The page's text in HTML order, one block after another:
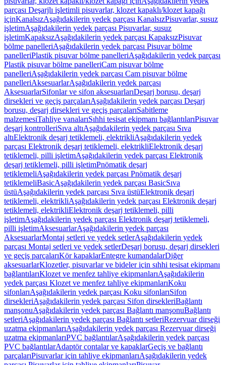
parçası Deşarjlı işletimli pisuvarlar, klozet kapaklı/klozet kapağı
içinKanalsızAşağıdakilerin yedek parçası KanalsızPisuvarlar, susuz
işletimAşağıdakilerin yedek parçası Pisuvarlar, susuz
işletimKapaksızAşağıdakilerin yedek parçası KapaksızPisuvar
bölme panelleriAşağıdakilerin yedek parçası Pisuvar bölme
panelleriPlastik pisuvar bölme panelleriAşağıdakilerin yedek parçası
Plastik pisuvar bölme panelleriCam pisuvar bölme
panelleriAşağıdakilerin yedek parçası Cam pisuvar bölme
panelleriAksesuarlarAşağıdakilerin yedek parçası
AksesuarlarSifonlar ve sifon aksesuarlarıDeşarj borusu, deşarj
dirsekleri ve geçiş parçalarıAşağıdakilerin yedek parçası Deşarj
borusu, deşarj dirsekleri ve geçiş parçalarıSabitleme
malzemesiTahliye vanalarıSıhhi tesisat ekipmanı bağlantılarıPisuvar
deşarj kontrolleriSıva altıAşağıdakilerin yedek parçası Sıva
altıElektronik deşarj tetiklemeli, elektrikliAşağıdakilerin yedek
parçası Elektronik deşarj tetiklemeli, elektrikliElektronik deşarj
tetiklemeli, pilli işletimAşağıdakilerin yedek parçası Elektronik
deşarj tetiklemeli, pilli işletimPnömatik deşarj
tetiklemeliAşağıdakilerin yedek parçası Pnömatik deşarj
tetiklemeliBasicAşağıdakilerin yedek parçası BasicSıva
üstüAşağıdakilerin yedek parçası Sıva üstüElektronik deşarj
tetiklemeli, elektrikliAşağıdakilerin yedek parçası Elektronik deşarj
tetiklemeli, elektrikliElektronik deşarj tetiklemeli, pilli
işletimAşağıdakilerin yedek parçası Elektronik deşarj tetiklemeli,
pilli işletimAksesuarlarAşağıdakilerin yedek parçası
AksesuarlarMontaj setleri ve yedek setlerAşağıdakilerin yedek
parçası Montaj setleri ve yedek setlerDeşarj borusu, deşarj dirsekleri
ve geçiş parçalarıKör kapaklarEntegre kumandalarDiğer
aksesuarlarKlozetler, pisuvarlar ve bideler için sıhhi tesisat ekipmanı
bağlantılarıKlozet ve menfez tahliye ekipmanlarıAşağıdakilerin
yedek parçası Klozet ve menfez tahliye ekipmanlarıKoku
sifonlarıAşağıdakilerin yedek parçası Koku sifonlarıSifon
dirsekleriAşağıdakilerin yedek parçası Sifon dirsekleriBağlantı
manşonuAşağıdakilerin yedek parçası Bağlantı manşonuBağlantı
setleriAşağıdakilerin yedek parçası Bağlantı setleriRezervuar dirseği
uzatma ekipmanlarıAşağıdakilerin yedek parçası Rezervuar dirseği
uzatma ekipmanlarıPVC bağlantılarAşağıdakilerin yedek parçası
PVC bağlantılarAdaptör contalar ve kapaklarGeçiş ve bağlantı
parçalarıPisuvarlar için tahliye ekipmanlarıAşağıdakilerin yedek